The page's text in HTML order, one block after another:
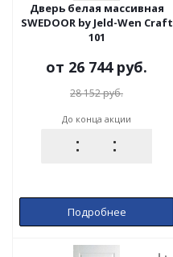
Дверь белая массивная
SWEDOOR by Jeld-Wen Craft
101
от 26 744 руб.
28 152 руб.
До конца акции
Подробнее